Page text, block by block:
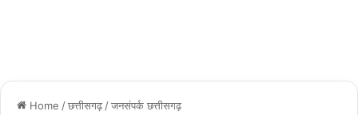
Home /छत्तीसगढ़ /जनसंपर्क छत्तीसगढ़